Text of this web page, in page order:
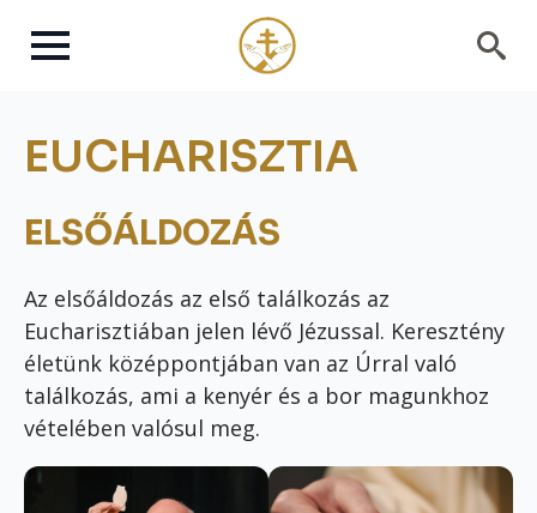
EUCHARISZTIA
ELSŐÁLDOZÁS
Az elsőáldozás az első találkozás az
Eucharisztiában jelen lévő Jézussal. Keresztény
életünk középpontjában van az Úrral való
találkozás, ami a kenyér és a bor magunkhoz
vételében valósul meg.